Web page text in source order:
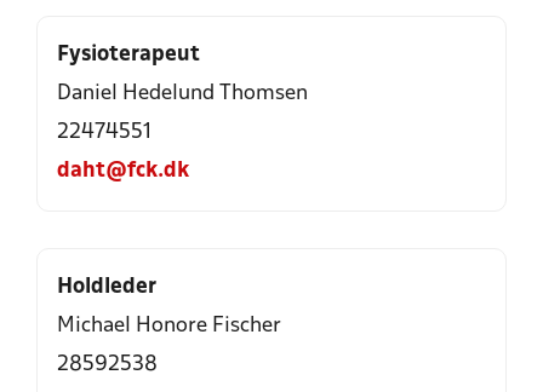
Fysioterapeut
Daniel Hedelund Thomsen
22474551
daht@fck.dk
Holdleder
Michael Honore Fischer
28592538